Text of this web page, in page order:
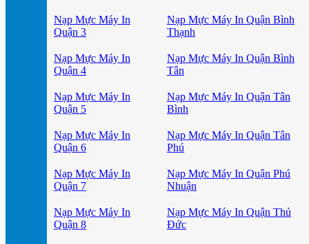
Nạp Mực Máy In
Quận 3
Nạp Mực Máy In Quận Bình
Thạnh
Nạp Mực Máy In
Quận 4
Nạp Mực Máy In Quận Bình
Tân
Nạp Mực Máy In
Quận 5
Nạp Mực Máy In Quận Tân
Bình
Nạp Mực Máy In
Quận 6
Nạp Mực Máy In Quận Tân
Phú
Nạp Mực Máy In
Quận 7
Nạp Mực Máy In Quận Phú
Nhuận
Nạp Mực Máy In
Quận 8
Nạp Mực Máy In Quận Thủ
Đức